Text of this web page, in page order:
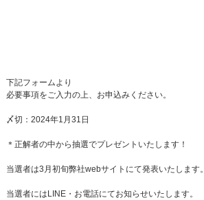
下記フォームより
必要事項をご入力の上、お申込みください。
〆切：2024年1月31日
＊正解者の中から抽選でプレゼントいたします！
当選者は3月初旬弊社webサイトにて発表いたします。
当選者にはLINE・お電話にてお知らせいたします。